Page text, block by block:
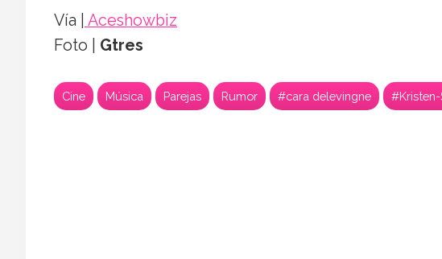
Vía |
Aceshowbiz
Foto | Gtres
Cine Música Parejas Rumor #cara delevingne